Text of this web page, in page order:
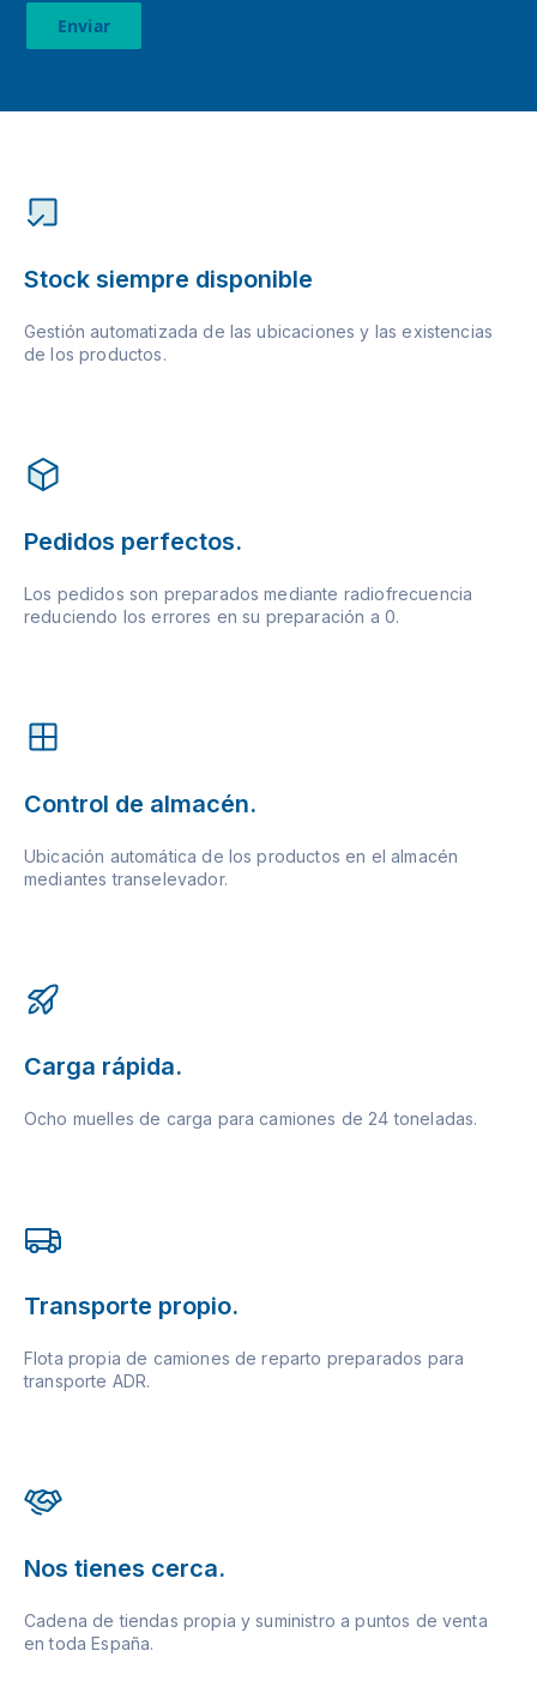
Enviar
Stock siempre disponible
Gestión automatizada de las ubicaciones y las existencias
de los productos.
Pedidos perfectos.
Los pedidos son preparados mediante radiofrecuencia
reduciendo los errores en su preparación a 0.
Control de almacén.
Ubicación automática de los productos en el almacén
mediantes transelevador.
Carga rápida.
Ocho muelles de carga para camiones de 24 toneladas.
Transporte propio.
Flota propia de camiones de reparto preparados para
transporte ADR.
Nos tienes cerca.
Cadena de tiendas propia y suministro a puntos de venta
en toda España.